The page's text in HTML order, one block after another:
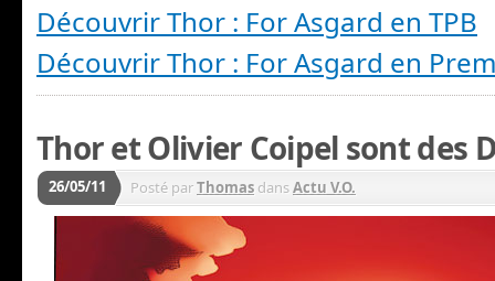
Découvrir Thor : For Asgard en TPB
Découvrir Thor : For Asgard en
Thor et Olivier Coipel sont des
26/05/11 Posté parThomas dansActu V.O.